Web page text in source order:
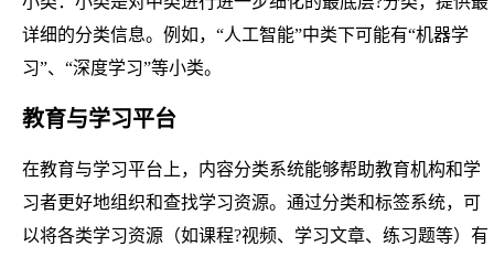
详细的分类信息。例如，“人工智能”中类下可能有“机器学
习”、“深度学习”等小类。
教育与学习平台
在教育与学习平台上，内容分类系统能够帮助教育机构和学
习者更好地组织和查找学习资源。通过分类和标签系统，可
以将各类学习资源（如课程?视频、学习文章、练习题等）有